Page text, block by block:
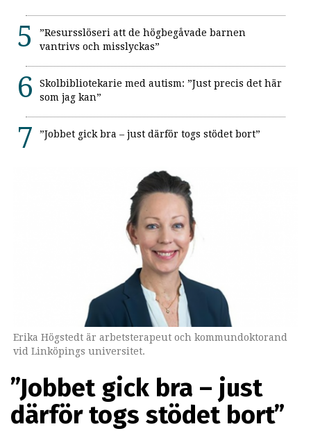
”Resursslöseri att de högbegåvade barnen
vantrivs och misslyckas”
Skolbibliotekarie med autism: ”Just precis det här
som jag kan”
”Jobbet gick bra – just därför togs stödet bort”
Erika Högstedt är arbetsterapeut och kommundoktorand
vid Linköpings universitet.
”Jobbet gick bra – just
därför togs stödet bort”